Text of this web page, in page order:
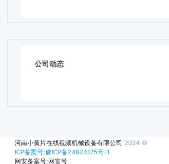
公司动态
河南小黄片在线视频机械设备有限公司 2024 ©
ICP备案号:豫ICP备24824175号-1
网安备案号:网安号